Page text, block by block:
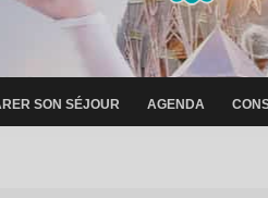
SON SÉJOUR AGENDA